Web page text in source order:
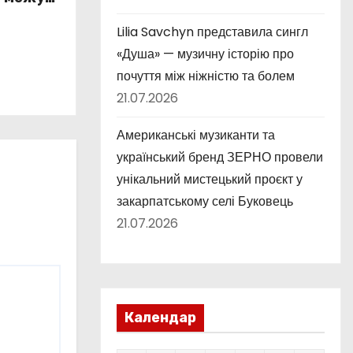
та
Lilia Savchyn представила сингл
«Душа» — музичну історію про
почуття між ніжністю та болем
21.07.2026
Американські музиканти та
український бренд ЗЕРНО провели
унікальний мистецький проєкт у
закарпатському селі Буковець
21.07.2026
Календар